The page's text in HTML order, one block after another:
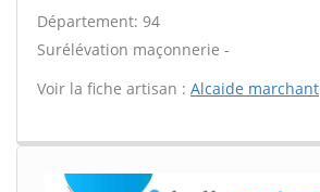
Département: 94
Surélévation maçonnerie -
Voir la fiche artisan : Alcaide marchant